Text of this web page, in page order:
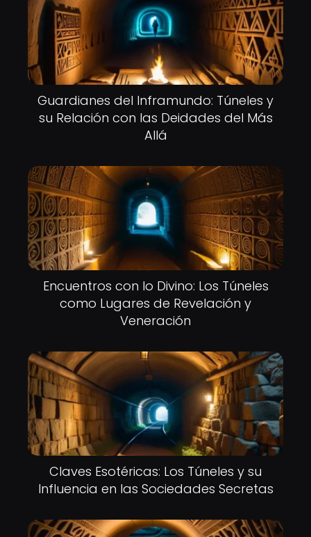
Guardianes del Inframundo: Túneles y
su Relación con las Deidades del Más
Allá
Encuentros con lo Divino: Los Túneles
como Lugares de Revelación y
Veneración
Claves Esotéricas: Los Túneles y su
Influencia en las Sociedades Secretas